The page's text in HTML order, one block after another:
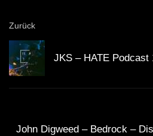
Zurück
JKS – HATE Podcast
John Digweed – Bedrock –